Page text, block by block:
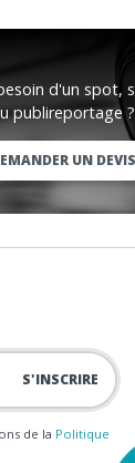
d'un spot,
publireportage ?
UN DEVIS
de la Politique